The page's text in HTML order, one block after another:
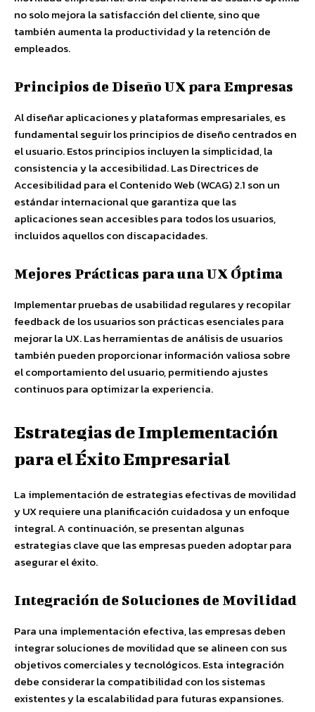
no solo mejora la satisfacción del cliente, sino que
también aumenta la productividad y la retención de
empleados.
Principios de Diseño UX para Empresas
Al diseñar aplicaciones y plataformas empresariales, es
fundamental seguir los principios de diseño centrados en
el usuario. Estos principios incluyen la simplicidad, la
consistencia y la accesibilidad. Las Directrices de
Accesibilidad para el Contenido Web (WCAG) 2.1 son un
estándar internacional que garantiza que las
aplicaciones sean accesibles para todos los usuarios,
incluidos aquellos con discapacidades.
Mejores Prácticas para una UX Óptima
Implementar pruebas de usabilidad regulares y recopilar
feedback de los usuarios son prácticas esenciales para
mejorar la UX. Las herramientas de análisis de usuarios
también pueden proporcionar información valiosa sobre
el comportamiento del usuario, permitiendo ajustes
continuos para optimizar la experiencia.
Estrategias de Implementación
para el Éxito Empresarial
La implementación de estrategias efectivas de movilidad
y UX requiere una planificación cuidadosa y un enfoque
integral. A continuación, se presentan algunas
estrategias clave que las empresas pueden adoptar para
asegurar el éxito.
Integración de Soluciones de Movilidad
Para una implementación efectiva, las empresas deben
integrar soluciones de movilidad que se alineen con sus
objetivos comerciales y tecnológicos. Esta integración
debe considerar la compatibilidad con los sistemas
existentes y la escalabilidad para futuras expansiones.